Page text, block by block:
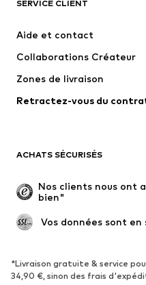
Nouveautés
Lingerie
Manteaux
Occasions spéciales
Remise à neuf
Nouveautés
Baskets
SERVICE CLIENT
Aide et contact
Collaborations Créateur
Zones de livraison
Retractez-vous du
ACHATS SÉCURISÉS
Nos clients nous ont
bien"
Vos données sont en
*Livraison gratuite & service
34,90 €, sinon des frais